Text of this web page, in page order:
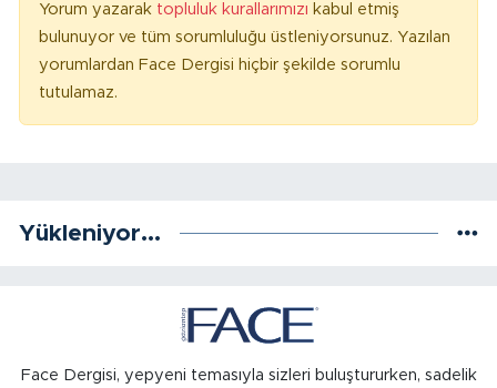
Yorum yazarak topluluk kurallarımızı kabul etmiş
bulunuyor ve tüm sorumluluğu üstleniyorsunuz. Yazılan
yorumlardan Face Dergisi hiçbir şekilde sorumlu
tutulamaz.
Yükleniyor...
Face Dergisi, yepyeni temasıyla sizleri buluştururken, sadelik